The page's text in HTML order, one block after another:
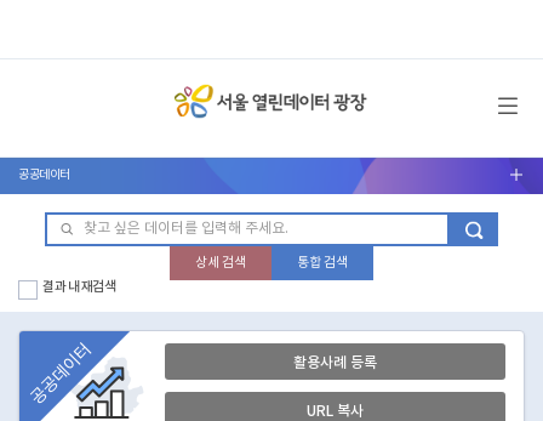
메뉴 열기
공공데이터 서브메뉴 열기
상세 검색
통합 검색
결과 내 재검색
공공데이터 활용사례 등록
URL 복사